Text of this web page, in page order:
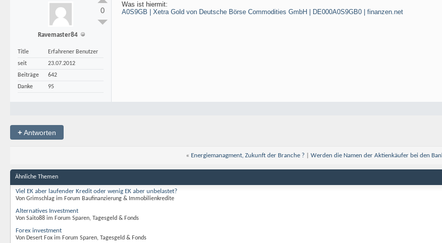
Ravemaster84
Title
Erfahrener Benutzer
seit
23.07.2012
Beiträge
642
Danke
95
0
Was ist hiermit:
A0S9GB | Xetra Gold von Deutsche Börse Commodities GmbH | DE000A0S9GB0 | finanzen.net
+Antworten
« Energiemanagment, Zukunft der Branche ? Werden die Namen der Aktienkäufer bei den
Ähnliche Themen
Viel EK aber laufender Kredit oder wenig EK aber unbelastet?
Von Grimschlag im Forum Baufinanzierung & Immobilienkredite
Alternatives Investment
Von Saito88 im Forum Sparen, Tagesgeld & Fonds
Forex investment
Von Desert Fox im Forum Sparen, Tagesgeld & Fonds